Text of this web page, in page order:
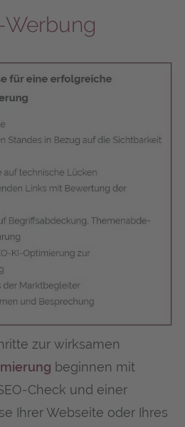
Werbung
zur wirksamen
beginnen mit
Check und einer
Ihrer Webseite oder Ihres